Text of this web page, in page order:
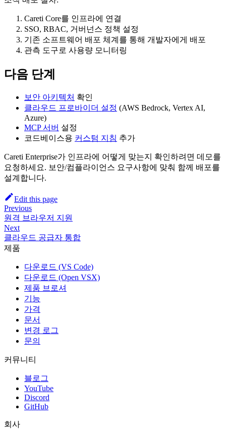
Careti Core를 인프라에 연결
SSO, RBAC, 거버넌스 정책 설정
기존 소프트웨어 배포 체계를 통해 개발자에게 배포
관측 도구로 사용량 모니터링
다음 단계
보안 아키텍처 확인
클라우드 프로바이더 설정 (AWS Bedrock, Vertex AI,
Azure)
MCP 서버 설정
코드베이스용 커스텀 지침 추가
Careti Enterprise가 인프라에 어떻게 맞는지 확인하려면 데모를
요청하세요. 보안/컴플라이언스 요구사항에 맞춰 함께 배포를
설계합니다.
Edit this page
Previous
원격 브라우저 지원
Next
클라우드 공급자 통합
제품
다운로드 (VS Code)
다운로드 (Open VSX)
제품 브로셔
기능
가격
문서
변경 로그
문의
커뮤니티
블로그
YouTube
Discord
GitHub
회사